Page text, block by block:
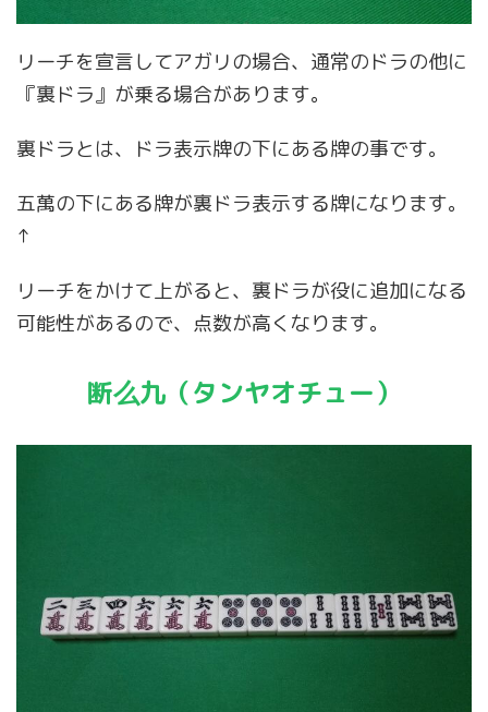
リーチを宣言してアガリの場合、通常のドラの他に
『裏ドラ』が乗る場合があります。
裏ドラとは、ドラ表示牌の下にある牌の事です。
五萬の下にある牌が裏ドラ表示する牌になります。
↑
リーチをかけて上がると、裏ドラが役に追加になる
可能性があるので、点数が高くなります。
断么九（タンヤオチュー）